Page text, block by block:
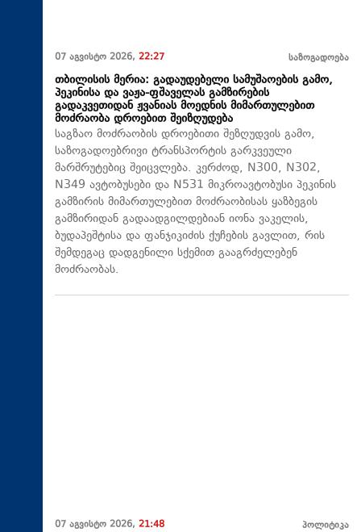
07 აგვისტო 2026, 22:27 საზოგადოება
თბილისის მერია: გადაუდებელი სამუშაოების გამო,
პეკინისა და ვაჟა-ფშაველას გამზირების
გადაკვეთიდან ჟვანიას მოედნის მიმართულებით
მოძრაობა დროებით შეიზღუდება
საგზაო მოძრაობის დროებითი შეზღუდვის გამო,
საზოგადოებრივი ტრანსპორტის გარკვეული
მარშრუტებიც შეიცვლება. კერძოდ, N300, N302,
N349 ავტობუსები და N531 მიკროავტობუსი პეკინის
გამზირის მიმართულებით მოძრაობისას ყაზბეგის
გამზირიდან გადაადგილდებიან იონა ვაკელის,
ბუდაპეშტისა და ფანჯიკიძის ქუჩების გავლით, რის
შემდეგაც დადგენილი სქემით გააგრძელებენ
მოძრაობას.
07 აგვისტო 2026, 21:48 პოლიტიკა